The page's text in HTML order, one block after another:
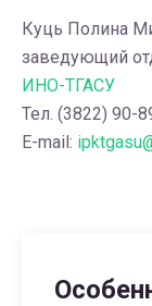
Куць Полина
заведующий
ИНО-ТГАСУ
Тел. (3822) 90-
E-mail: